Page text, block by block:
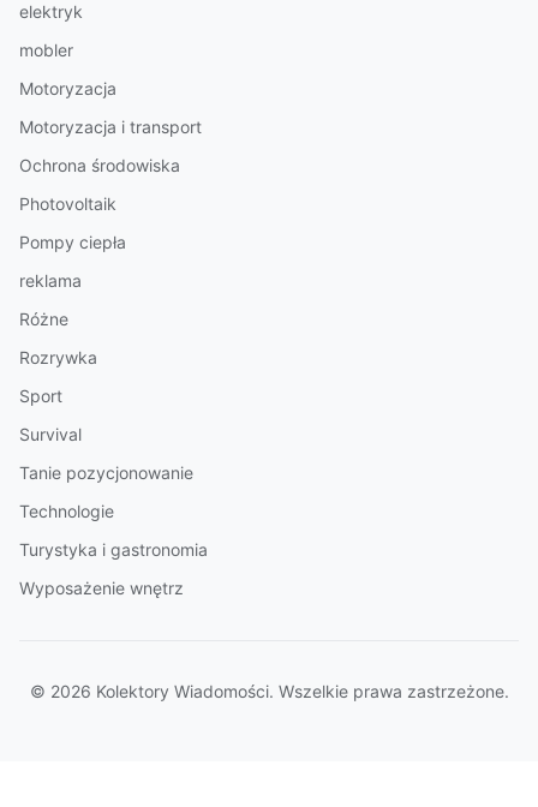
elektryk
mobler
Motoryzacja
Motoryzacja i transport
Ochrona środowiska
Photovoltaik
Pompy ciepła
reklama
Różne
Rozrywka
Sport
Survival
Tanie pozycjonowanie
Technologie
Turystyka i gastronomia
Wyposażenie wnętrz
© 2026 Kolektory Wiadomości. Wszelkie prawa zastrzeżone.